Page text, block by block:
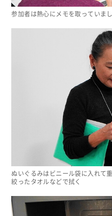
参加者は熱心にメモを取っていま
ぬいぐるみはビニール袋に入れて
絞ったタオルなどで拭く